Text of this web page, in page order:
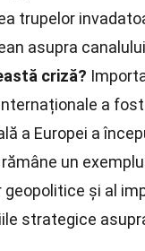
trupelor
asupra
criză?
a
a Europei a
rămâne un exemplu
și al
strategice